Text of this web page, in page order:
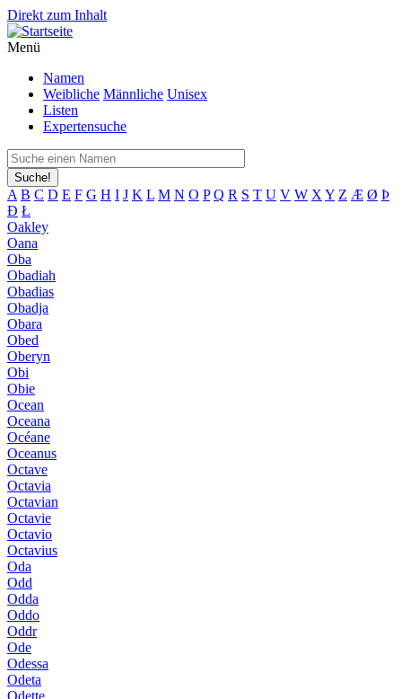
Direkt zum Inhalt
Menü
Namen
Weibliche Männliche Unisex
Listen
Expertensuche
Suche!
A B C D E F G H I J K L M N O P Q R S T U V W X Y Z Æ Ø Þ
Đ Ł
Oakley
Oana
Oba
Obadiah
Obadias
Obadja
Obara
Obed
Oberyn
Obi
Obie
Ocean
Oceana
Océane
Oceanus
Octave
Octavia
Octavian
Octavie
Octavio
Octavius
Oda
Odd
Odda
Oddo
Oddr
Ode
Odessa
Odeta
Odette